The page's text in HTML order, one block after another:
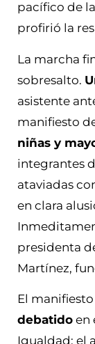
pacífico de
profirió la
La marcha
sobresalto.
asistente
manifiesto
niñas y
integrantes
ataviadas
en clara
presidenta
Martínez,
El manifiesto
debatido en
Igualdad: el